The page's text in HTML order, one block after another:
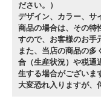
ださい。）
デザイン、カラー、サ
商品の場合は、その特
すので、お客様のお手
また、当店の商品の多
合（生産状況）や税通
生する場合がございま
大変恐れ入りますが、